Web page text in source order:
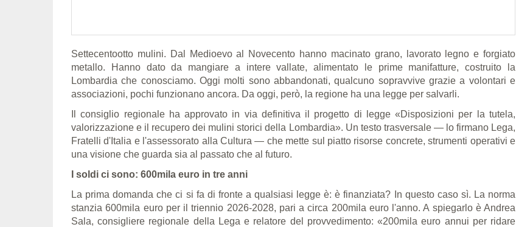
Settecentootto mulini. Dal Medioevo al Novecento hanno macinato grano, lavorato legno e forgiato
metallo. Hanno dato da mangiare a intere vallate, alimentato le prime manifatture, costruito la
Lombardia che conosciamo. Oggi molti sono abbandonati, qualcuno sopravvive grazie a volontari e
associazioni, pochi funzionano ancora. Da oggi, però, la regione ha una legge per salvarli.
Il consiglio regionale ha approvato in via definitiva il progetto di legge «Disposizioni per la tutela,
valorizzazione e il recupero dei mulini storici della Lombardia». Un testo trasversale — lo firmano Lega,
Fratelli d'Italia e l'assessorato alla Cultura — che mette sul piatto risorse concrete, strumenti operativi e
una visione che guarda sia al passato che al futuro.
I soldi ci sono: 600mila euro in tre anni
La prima domanda che ci si fa di fronte a qualsiasi legge è: è finanziata? In questo caso sì. La norma
stanzia 600mila euro per il triennio 2026-2028, pari a circa 200mila euro l'anno. A spiegarlo è Andrea
Sala, consigliere regionale della Lega e relatore del provvedimento: «200mila euro annui per ridare